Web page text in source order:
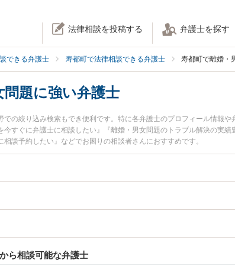
法律相談を投稿する 弁護士を探す
できる弁護士 寿都町で法律相談できる弁護士 寿都町で離婚・
題に強い弁護士
での絞り込み検索もでき便利です。特に各弁護士のプロフィール情報
今すぐに弁護士に相談したい』『離婚・男女問題のトラブル解決の実
談予約したい』などでお困りの相談者さんにおすすめです。
ら相談可能な弁護士